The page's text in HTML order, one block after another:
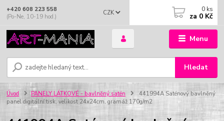
Menu
CZK
Hledat
+420 608 223 558
(Po-Ne, 10-19 hod.)
0 ks
za 0 Kč
Úvod PANELY LÁTKOVÉ - bavlněný satén
441994A Saténový bavlněný
panel digitální tisk, velikost 24x24cm, gramáž 170g/m2